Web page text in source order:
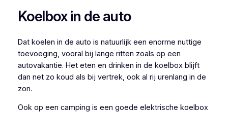
Koelbox in de auto
Dat koelen in de auto is natuurlijk een enorme nuttige
toevoeging, vooral bij lange ritten zoals op een
autovakantie. Het eten en drinken in de koelbox blijft
dan net zo koud als bij vertrek, ook al rij urenlang in de
zon.
Ook op een camping is een goede elektrische koelbox